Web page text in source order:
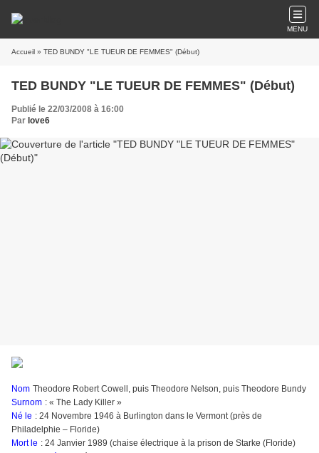
MENU
Accueil » TED BUNDY "LE TUEUR DE FEMMES" (Début)
TED BUNDY "LE TUEUR DE FEMMES" (Début)
Publié le 22/03/2008 à 16:00
Par love6
Nom Theodore Robert Cowell, puis Theodore Nelson, puis Theodore Bundy
Surnom : « The Lady Killer »
Né le : 24 Novembre 1946 à Burlington dans le Vermont (près de
Philadelphie – Floride)
Mort le : 24 Janvier 1989 (chaise électrique à la prison de Starke (Floride)